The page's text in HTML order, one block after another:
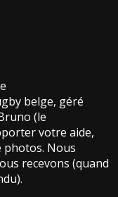
belge, géré
(le
votre aide,
photos. Nous
recevons (quand